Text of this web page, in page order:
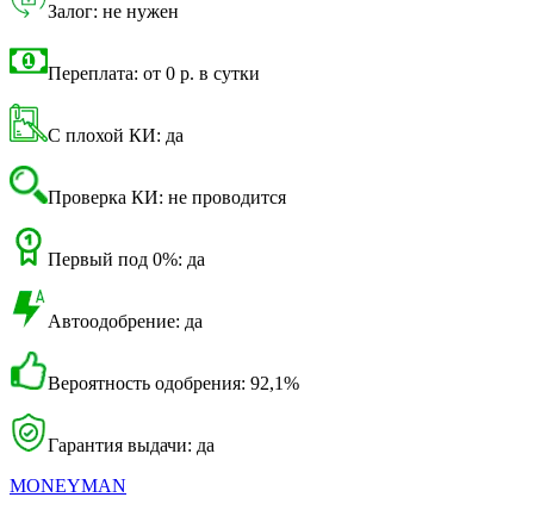
Залог: не нужен
Переплата: от 0 р. в сутки
С плохой КИ: да
Проверка КИ: не проводится
Первый под 0%: да
Автоодобрение: да
Вероятность одобрения: 92,1%
Гарантия выдачи: да
MONEYMAN